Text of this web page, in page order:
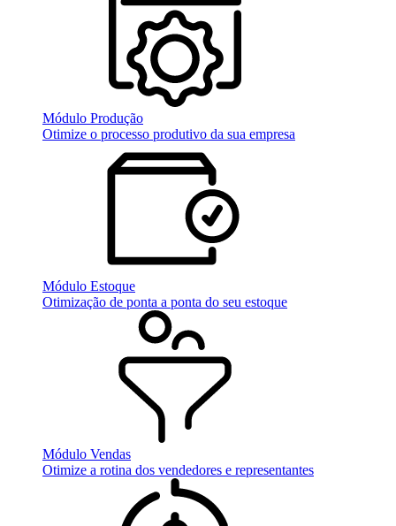
Módulo Produção
Otimize o processo produtivo da sua empresa
Módulo Estoque
Otimização de ponta a ponta do seu estoque
Módulo Vendas
Otimize a rotina dos vendedores e representantes